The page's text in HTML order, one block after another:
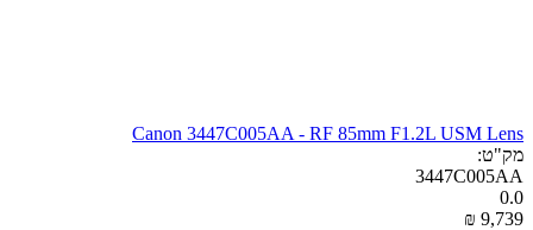
Canon 3447C005AA - RF 85mm F1.2L USM Lens
מק"ט:
3447C005AA
0.0
₪ 9,739